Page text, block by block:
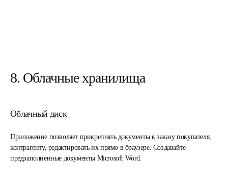
8. Облачные хранилища
Облачный диск
Приложение позволяет прикреплять документы к заказу покупателя,
контрагенту, редактировать их прямо в браузере. Создавайте
предзаполненные документы Microsoft Word.